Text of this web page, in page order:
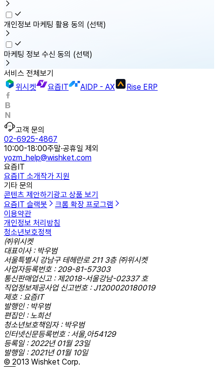
개인정보 마케팅 활용 동의 (선택)
마케팅 정보 수신 동의 (선택)
서비스 전체보기
위시켓
요즘IT AIDP - AX Rise ERP
고객 문의
02-6925-4867
10:00-18:00주말·공휴일 제외
yozm_help@wishket.com
요즘IT
요즘IT 소개작가 지원
기타 문의
콘텐츠 제안하기광고 상품 보기
요즘IT 슬랙봇
크롬 확장 프로그램
이용약관
개인정보 처리방침
청소년보호정책
㈜위시켓
대표이사 : 박우범
서울특별시 강남구 테헤란로 211 3층 ㈜위시켓
사업자등록번호 : 209-81-57303
통신판매업신고 : 제2018-서울강남-02337 호
직업정보제공사업 신고번호 : J1200020180019
제호 : 요즘IT
발행인 : 박우범
편집인 : 노희선
청소년보호책임자 : 박우범
인터넷신문등록번호 : 서울,아54129
등록일 : 2022년 01월 23일
발행일 : 2021년 01월 10일
© 2013 Wishket Corp.